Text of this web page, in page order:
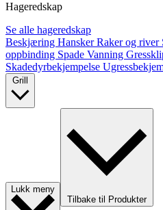
Hageredskap
Se alle hageredskap
Beskjæring HanskerRaker og river
oppbinding Spade Vanning
Skadedyrbekjempelse
Lukk meny
Tilbake til Produkter